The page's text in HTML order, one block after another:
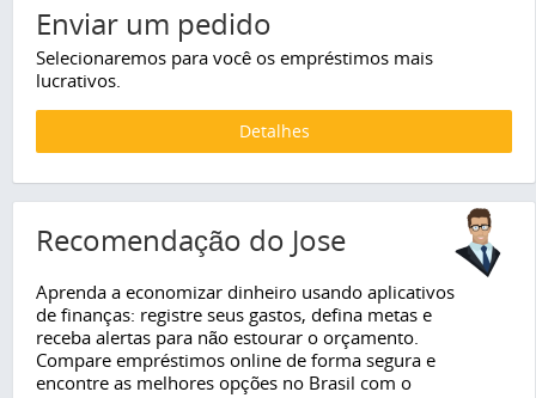
Enviar um pedido
Selecionaremos para você os empréstimos mais
lucrativos.
Detalhes
Recomendação do Jose
Aprenda a economizar dinheiro usando aplicativos
de finanças: registre seus gastos, defina metas e
receba alertas para não estourar o orçamento.
Compare empréstimos online de forma segura e
encontre as melhores opções no Brasil com o